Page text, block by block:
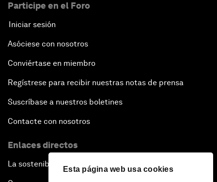
Esta página web usa cookies
Participe en el Foro
Iniciar sesión
Asóciese con nosotros
Conviértase en miembro
Regístrese para recibir nuestras notas de prensa
Suscríbase a nuestros boletines
Contacte con nosotros
Enlaces directos
La sostenibilidad en el Foro